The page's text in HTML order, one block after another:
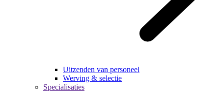
Uitzenden van personeel
Werving & selectie
Specialisaties